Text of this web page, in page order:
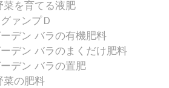
を育てる液肥
ァンプＤ
デン バラの有機肥料
デン バラのまくだけ肥料
デン バラの置肥
菜の肥料